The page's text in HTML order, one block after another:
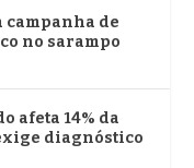
de
no sarampo
afeta 14% da
diagnóstico